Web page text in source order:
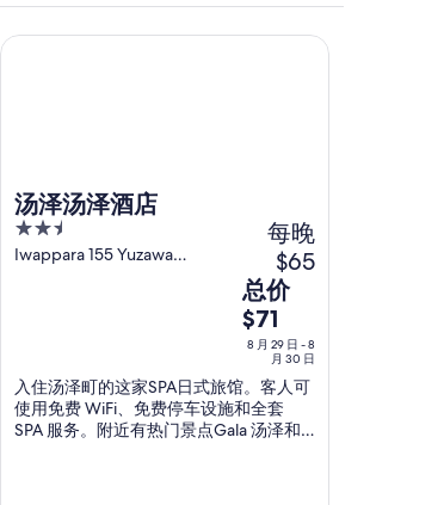
汤泽汤泽酒店
2.5
out
Iwappara 155 Yuzawa
每晚
$65
8
月
29
到
8
月
总价
$71
8 月 29 日 - 8
月 30 日
入住汤泽町的这家SPA日式旅馆。客人可
使用免费 WiFi、免费停车设施和全套
SPA 服务。附近有热门景点Gala 汤泽和
汤泽汤泽酒店